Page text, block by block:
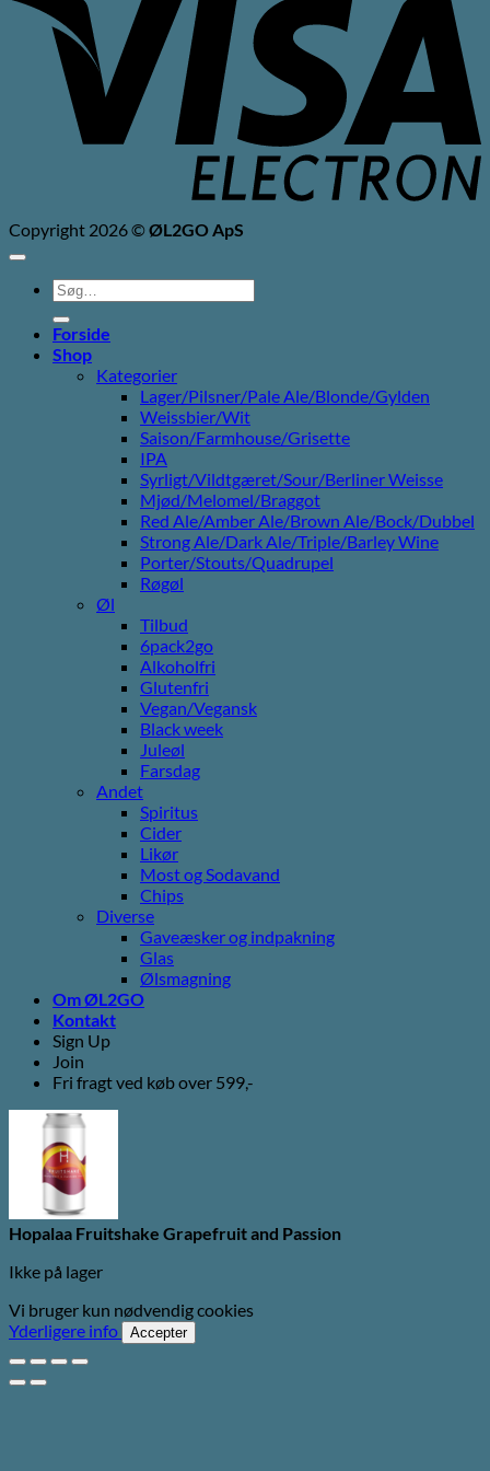
Copyright 2026 ©ØL2GO ApS
Søg
efter:
Forside
Shop
Kategorier
Lager/Pilsner/Pale Ale/Blonde/Gylden
Weissbier/Wit
Saison/Farmhouse/Grisette
IPA
Syrligt/Vildtgæret/Sour/Berliner Weisse
Mjød/Melomel/Braggot
Red Ale/Amber Ale/Brown Ale/Bock/Dubbel
Strong Ale/Dark Ale/Triple/Barley Wine
Porter/Stouts/Quadrupel
Røgøl
Øl
Tilbud
6pack2go
Alkoholfri
Glutenfri
Vegan/Vegansk
Black week
Juleøl
Farsdag
Andet
Spiritus
Cider
Likør
Most og Sodavand
Chips
Diverse
Gaveæsker og indpakning
Glas
Ølsmagning
Om ØL2GO
Kontakt
Sign Up
Join
Fri fragt ved køb over 599,-
Hopalaa Fruitshake Grapefruit and Passion
Ikke på lager
Vi bruger kun nødvendig cookies
Yderligere info
Accepter